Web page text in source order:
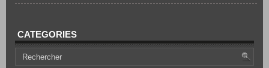
CATEGORIES